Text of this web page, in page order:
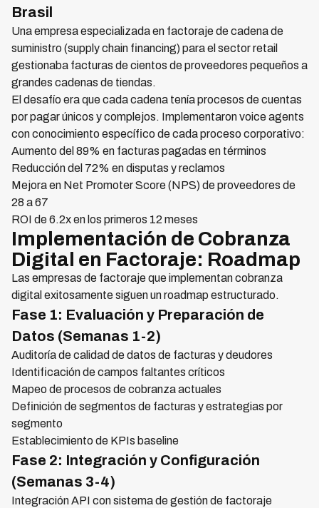
Brasil
Una empresa especializada en factoraje de cadena de
suministro (supply chain financing) para el sector retail
gestionaba facturas de cientos de proveedores pequeños a
grandes cadenas de tiendas.
El desafío era que cada cadena tenía procesos de cuentas
por pagar únicos y complejos. Implementaron voice agents
con conocimiento específico de cada proceso corporativo:
Aumento del 89% en facturas pagadas en términos
Reducción del 72% en disputas y reclamos
Mejora en Net Promoter Score (NPS) de proveedores de
28 a 67
ROI de 6.2x en los primeros 12 meses
Implementación de Cobranza
Digital en Factoraje: Roadmap
Las empresas de factoraje que implementan cobranza
digital exitosamente siguen un roadmap estructurado.
Fase 1: Evaluación y Preparación de
Datos (Semanas 1-2)
Auditoría de calidad de datos de facturas y deudores
Identificación de campos faltantes críticos
Mapeo de procesos de cobranza actuales
Definición de segmentos de facturas y estrategias por
segmento
Establecimiento de KPIs baseline
Fase 2: Integración y Configuración
(Semanas 3-4)
Integración API con sistema de gestión de factoraje